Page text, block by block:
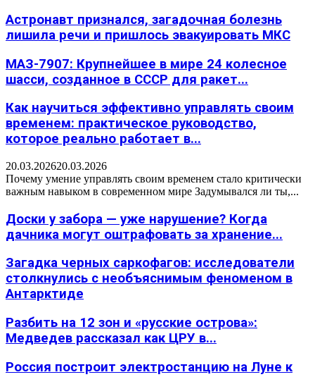
Астронавт признался, загадочная болезнь
лишила речи и пришлось эвакуировать МКС
МАЗ-7907: Крупнейшее в мире 24 колесное
шасси, созданное в СССР для ракет...
Как научиться эффективно управлять своим
временем: практическое руководство,
которое реально работает в...
20.03.202620.03.2026
Почему умение управлять своим временем стало критически
важным навыком в современном мире Задумывался ли ты,...
Доски у забора — уже нарушение? Когда
дачника могут оштрафовать за хранение...
Загадка черных саркофагов: исследователи
столкнулись с необъяснимым феноменом в
Антарктиде
Разбить на 12 зон и «русские острова»:
Медведев рассказал как ЦРУ в...
Россия построит электростанцию на Луне к